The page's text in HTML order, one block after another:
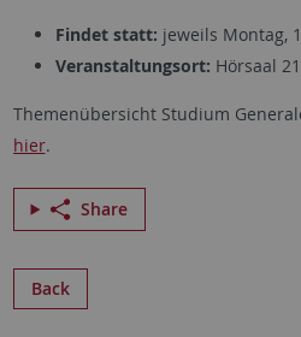
Findet statt: jeweils Montag,
Veranstaltungsort: Hörsaal
Themenübersicht Studium
hier.
Share
Back